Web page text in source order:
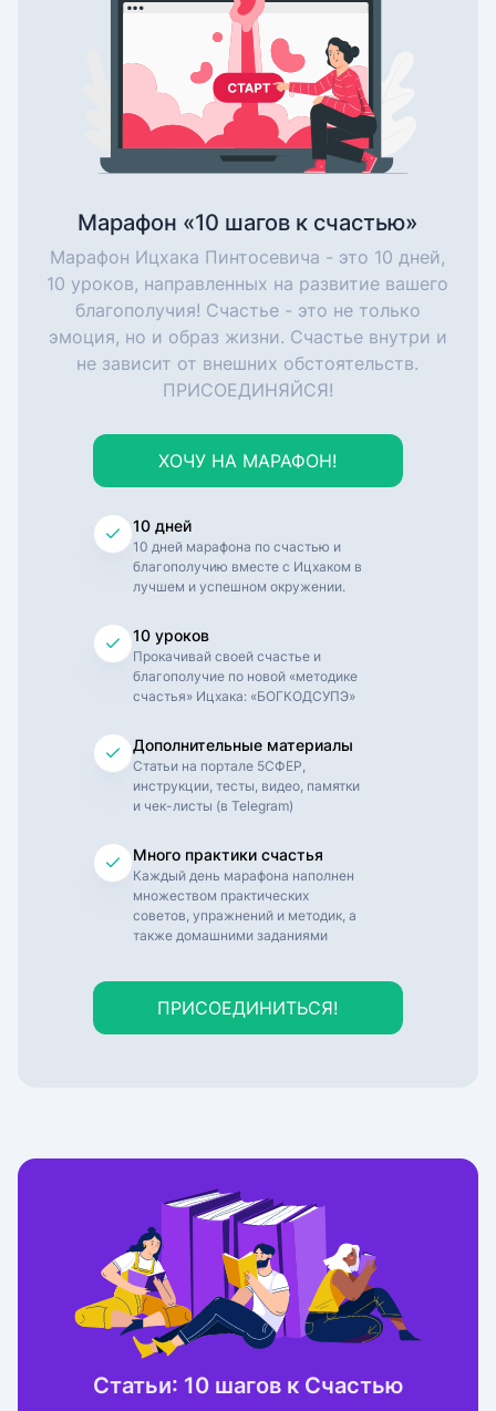
Марафон «10 шагов к счастью»
Марафон Ицхака Пинтосевича - это 10 дней,
10 уроков, направленных на развитие вашего
благополучия! Счастье - это не только
эмоция, но и образ жизни. Счастье внутри и
не зависит от внешних обстоятельств.
ПРИСОЕДИНЯЙСЯ!
ХОЧУ НА МАРАФОН!
10 дней
10 дней марафона по счастью и
благополучию вместе с Ицхаком в
лучшем и успешном окружении.
10 уроков
Прокачивай своей счастье и
благополучие по новой «методике
счастья» Ицхака: «БОГКОДСУПЭ»
Дополнительные материалы
Статьи на портале 5СФЕР,
инструкции, тесты, видео, памятки
и чек-листы (в Telegram)
Много практики счастья
Каждый день марафона наполнен
множеством практических
советов, упражнений и методик, а
также домашними заданиями
ПРИСОЕДИНИТЬСЯ!
Статьи: 10 шагов к Счастью